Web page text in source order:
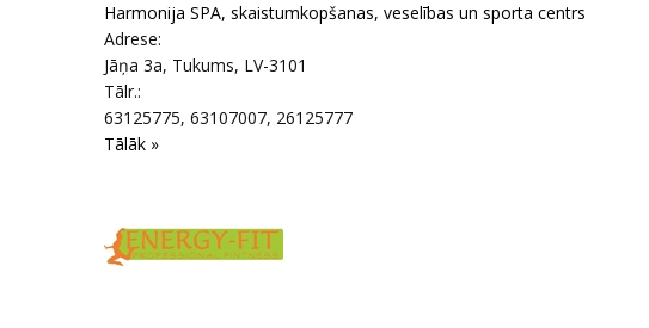
Harmonija SPA, skaistumkopšanas, veselības un sporta centrs
Adrese:
Jāņa 3a, Tukums, LV-3101
Tālr.:
63125775, 63107007, 26125777
Tālāk »